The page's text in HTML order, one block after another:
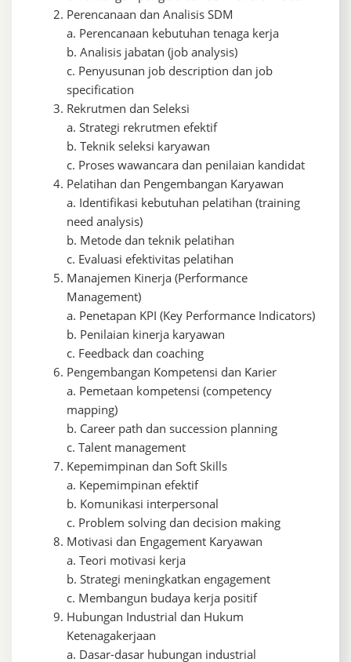
Perencanaan dan Analisis SDM
a. Perencanaan kebutuhan tenaga kerja
b. Analisis jabatan (job analysis)
c. Penyusunan job description dan job
specification
Rekrutmen dan Seleksi
a. Strategi rekrutmen efektif
b. Teknik seleksi karyawan
c. Proses wawancara dan penilaian kandidat
Pelatihan dan Pengembangan Karyawan
a. Identifikasi kebutuhan pelatihan (training
need analysis)
b. Metode dan teknik pelatihan
c. Evaluasi efektivitas pelatihan
Manajemen Kinerja (Performance
Management)
a. Penetapan KPI (Key Performance Indicators)
b. Penilaian kinerja karyawan
c. Feedback dan coaching
Pengembangan Kompetensi dan Karier
a. Pemetaan kompetensi (competency
mapping)
b. Career path dan succession planning
c. Talent management
Kepemimpinan dan Soft Skills
a. Kepemimpinan efektif
b. Komunikasi interpersonal
c. Problem solving dan decision making
Motivasi dan Engagement Karyawan
a. Teori motivasi kerja
b. Strategi meningkatkan engagement
c. Membangun budaya kerja positif
Hubungan Industrial dan Hukum
Ketenagakerjaan
a. Dasar-dasar hubungan industrial